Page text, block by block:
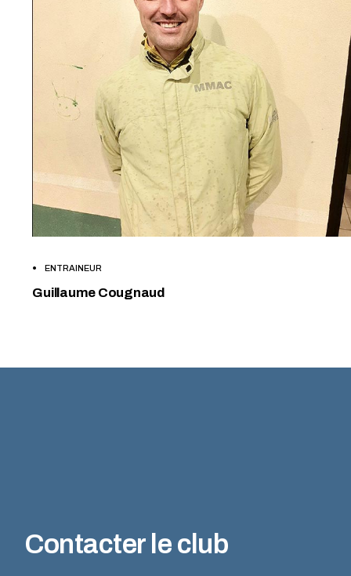
ENTRAINEUR
Guillaume Cougnaud
Contacter le club